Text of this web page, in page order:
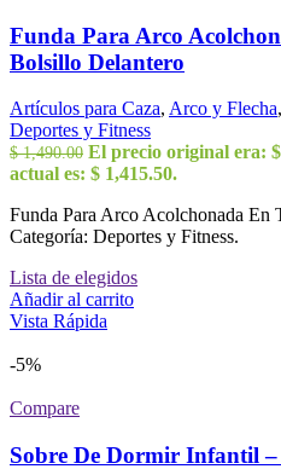
Funda Para Arco
Bolsillo Delantero
Artículos para Caza, Arco y Flecha,
Deportes y Fitness
$1,490.00 El precio original era:
actual es: $ 1,415.50.
Funda Para Arco Acolchonada En
Categoría: Deportes y Fitness.
Lista de elegidos
Añadir al carrito
Vista Rápida
-5%
Compare
Sobre De Dormir Infantil